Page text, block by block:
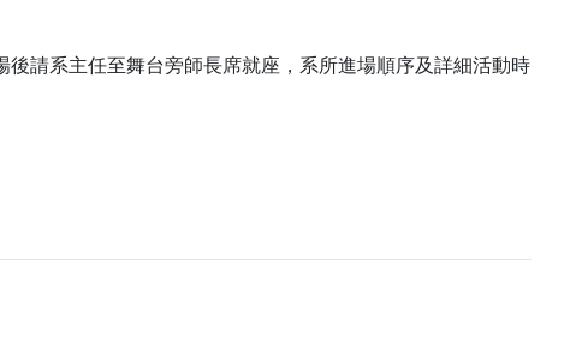
請系主任至舞台旁師長席就座，系所進場順序及詳細活動時